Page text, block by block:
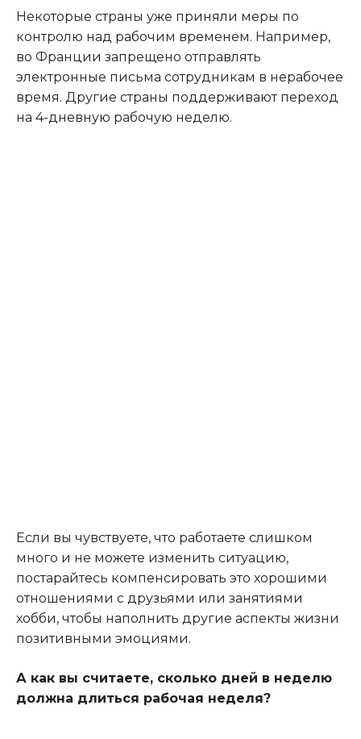
Некоторые страны уже приняли меры по
контролю над рабочим временем. Например,
во Франции запрещено отправлять
электронные письма сотрудникам в нерабочее
время. Другие страны поддерживают переход
на 4-дневную рабочую неделю.
Если вы чувствуете, что работаете слишком
много и не можете изменить ситуацию,
постарайтесь компенсировать это хорошими
отношениями с друзьями или занятиями
хобби, чтобы наполнить другие аспекты жизни
позитивными эмоциями.
А как вы считаете, сколько дней в неделю
должна длиться рабочая неделя?